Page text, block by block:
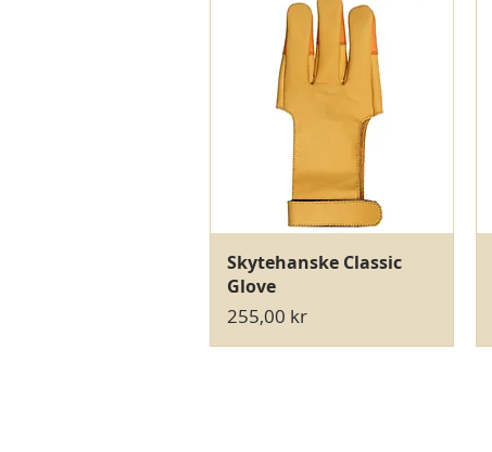
Hurtigvisning
Skytehanske Classic
Glove
Pris
255,00 kr